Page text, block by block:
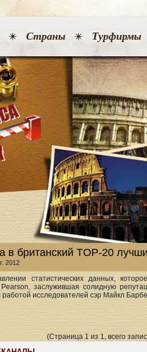
Страны Турфирмы
в британский TOP-20
2012
статистических данных,
заслужившая солидную
работой исследователей сэр Майкл
(Страница 1 из 1, всего